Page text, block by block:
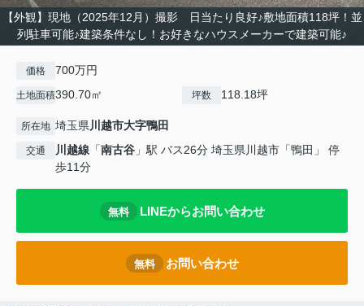
【外観】現地（2025年12月）撮影 日当たり良好♪敷地面積118坪！並
列駐車可能♪建築条件なし！お好きなハウスメーカーで建築可能♪
価格 700万円
土地面積390.70㎡ 坪数 118.18坪
所在地 埼玉県川越市大字鴨田
交通 川越線 「南古谷 」駅 バス26分 埼玉県川越市「鴨田」 停
歩11分
無料 LINEからお問い合わせ
無料 お問い合わせ